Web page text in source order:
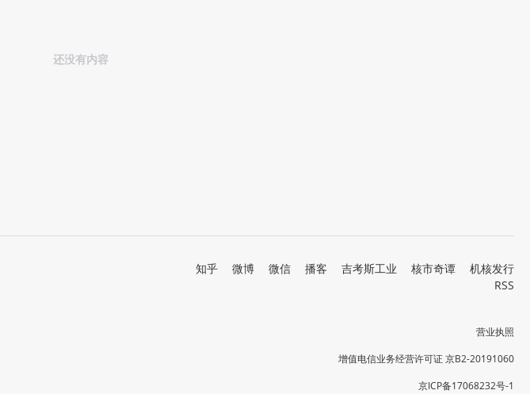
还没有内容
知乎 微博 微信 播客 吉考斯工业 核市奇谭
机核发行
RSS
营业执照
增值电信业务经营许可证 京B2-20191060
京ICP备17068232号-1